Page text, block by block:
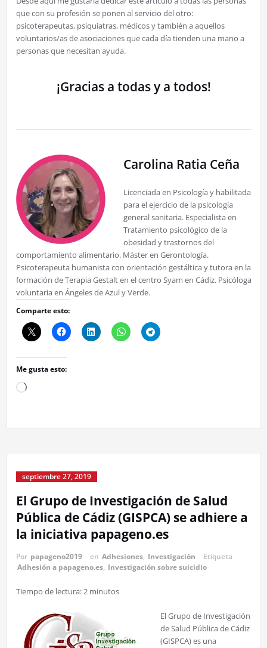
que con su profesión se ponen al servicio del otro:
psicoterapeutas, psiquiatras, médicos y también a aquellos
voluntarios/as de asociaciones que cada día tienden una mano a
personas que necesitan ayuda.
¡Gracias a todas y a todos!
Carolina Ratia Ceña
Licenciada en Psicología y habilitada
para el ejercicio de la psicología
general sanitaria. Especialista en
Tratamiento psicológico de la
obesidad y trastornos del
comportamiento alimentario. Máster en Gerontología.
Psicoterapeuta humanista con orientación gestáltica y tutora en la
formación de Terapia Gestalt en el centro Syam en Cádiz. Psicóloga
voluntaria en Ángeles de Azul y Verde.
Comparte esto:
Me gusta esto:
Cargando...
septiembre 27, 2019
El Grupo de Investigación de Salud
Pública de Cádiz (GISPCA) se adhiere a
la iniciativa papageno.es
Por papageno2019 en Adhesiones, Investigación
Etiqueta
Adhesión a papageno.es, Investigación sobre suicidio
Tiempo de lectura:2 minutos
El Grupo de Investigación
de Salud Pública de Cádiz
(GISPCA) es una